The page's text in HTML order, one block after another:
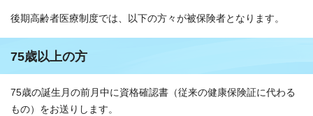
後期高齢者医療制度では、以下の方々が被保険者となります。
75歳以上の方
75歳の誕生月の前月中に資格確認書（従来の健康保険証に代わる
もの）をお送りします。